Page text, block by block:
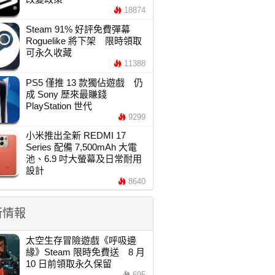
18874
Steam 91% 好評免費彈幕
Roguelike 將下架 限時領取
可永久收藏
11388
PS5 僅推 13 款獨佔遊戲 仍
成 Sony 歷來最賺錢
PlayStation 世代
9299
小米推出全新 REDMI 17
Series 配備 7,500mAh 大電
池、6.9 吋大螢幕及日常耐用
設計
8640
報
太空生存冒險遊戲《呼吸邊
緣》Steam 限時免費送 8 月
10 日前領取永久保留